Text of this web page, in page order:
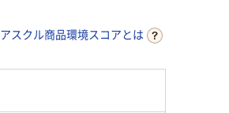
アスクル商品環境スコアとは